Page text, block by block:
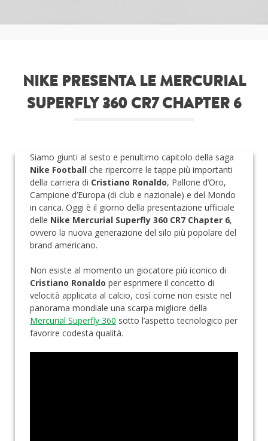
NIKE PRESENTA LE MERCURIAL
SUPERFLY 360 CR7 CHAPTER 6
Siamo giunti al sesto e penultimo capitolo della saga
Nike Football che ripercorre le tappe più importanti
della carriera di Cristiano Ronaldo, Pallone d’Oro,
Campione d’Europa (di club e nazionale) e del Mondo
in carica. Oggi è il giorno della presentazione ufficiale
delle Nike Mercurial Superfly 360 CR7 Chapter 6,
ovvero la nuova generazione del silo più popolare del
brand americano.
Non esiste al momento un giocatore più iconico di
Cristiano Ronaldo per esprimere il concetto di
velocità applicata al calcio, così come non esiste nel
panorama mondiale una scarpa migliore della
Mercurial Superfly 360 sotto l’aspetto tecnologico per
favorire codesta qualità.